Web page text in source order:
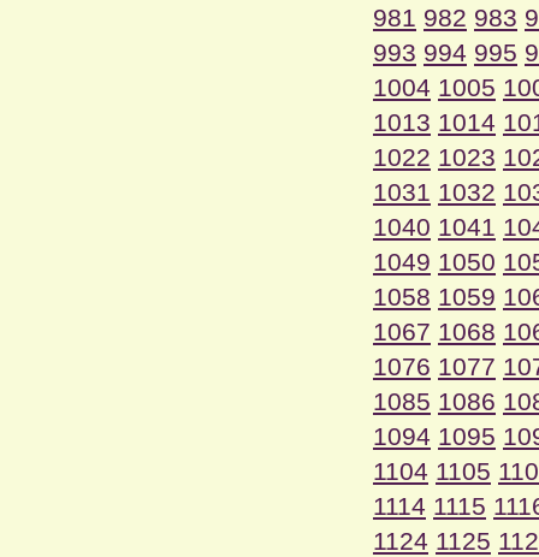
981 982 983
993 994 995
1004 1005
1013 1014
1022 1023
1031 1032
1040 1041
1049 1050
1058 1059
1067 1068
1076 1077
1085 1086
1094 1095
1104 1105
1114 1115
1124 1125